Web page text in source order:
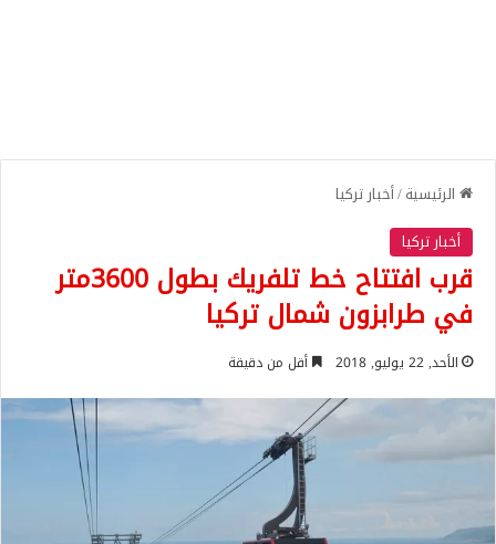
الرئيسية/أخبار تركيا
أخبار تركيا
قرب افتتاح خط تلفريك بطول 3600متر
في طرابزون شمال تركيا
الأحد, 22 يوليو, 2018 أقل من دقيقة